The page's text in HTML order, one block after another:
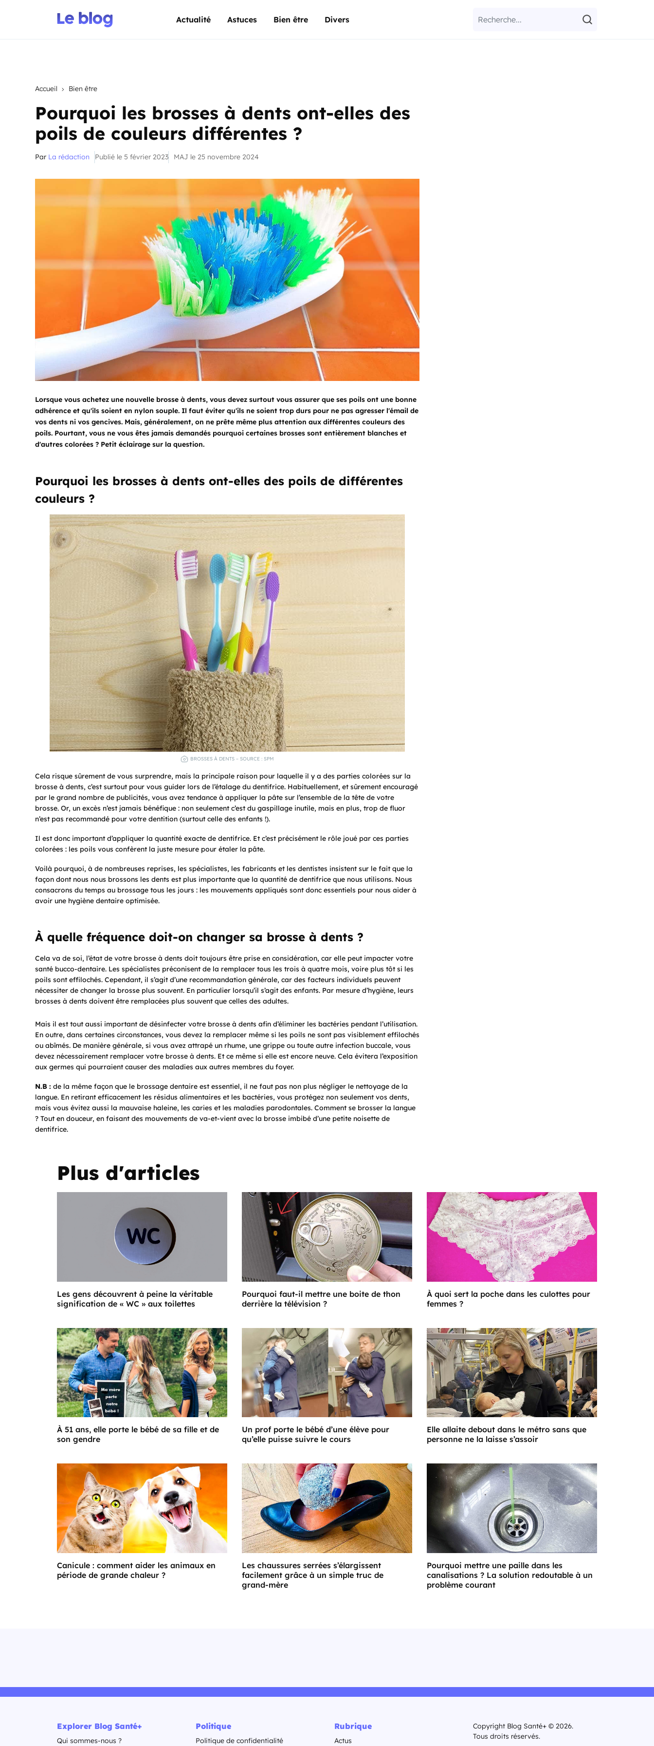
Actualité Astuces Bien être Divers
Accueil Bien être
Pourquoi les brosses à dents ont-elles des
poils de couleurs différentes ?
Par La rédaction Publié le 5 février 2023 MAJ le 25 novembre 2024
Lorsque vous achetez une nouvelle brosse à dents, vous devez surtout vous assurer que ses poils ont une bonne
adhérence et qu'ils soient en nylon souple. Il faut éviter qu'ils ne soient trop durs pour ne pas agresser l'émail de
vos dents ni vos gencives. Mais, généralement, on ne prête même plus attention aux différentes couleurs des
poils. Pourtant, vous ne vous êtes jamais demandés pourquoi certaines brosses sont entièrement blanches et
d'autres colorées ? Petit éclairage sur la question.
Pourquoi les brosses à dents ont-elles des poils de différentes
couleurs ?
BROSSES À DENTS – SOURCE : SPM
Cela risque sûrement de vous surprendre, mais la principale raison pour laquelle il y a des parties colorées sur la
brosse à dents, c’est surtout pour vous guider lors de l’étalage du dentifrice. Habituellement, et sûrement encouragé
par le grand nombre de publicités, vous avez tendance à appliquer la pâte sur l’ensemble de la tête de votre
brosse. Or, un excès n’est jamais bénéfique : non seulement c’est du gaspillage inutile, mais en plus, trop de fluor
n’est pas recommandé pour votre dentition (surtout celle des enfants !).
Il est donc important d’appliquer la quantité exacte de dentifrice. Et c’est précisément le rôle joué par ces parties
colorées : les poils vous confèrent la juste mesure pour étaler la pâte.
Voilà pourquoi, à de nombreuses reprises, les spécialistes, les fabricants et les dentistes insistent sur le fait que la
façon dont nous nous brossons les dents est plus importante que la quantité de dentifrice que nous utilisons. Nous
consacrons du temps au brossage tous les jours : les mouvements appliqués sont donc essentiels pour nous aider à
avoir une hygiène dentaire optimisée.
À quelle fréquence doit-on changer sa brosse à dents ?
Cela va de soi, l’état de votre brosse à dents doit toujours être prise en considération, car elle peut impacter votre
santé bucco-dentaire. Les spécialistes préconisent de la remplacer tous les trois à quatre mois, voire plus tôt si les
poils sont effilochés. Cependant, il s’agit d’une recommandation générale, car des facteurs individuels peuvent
nécessiter de changer la brosse plus souvent. En particulier lorsqu’il s’agit des enfants. Par mesure d’hygiène, leurs
brosses à dents doivent être remplacées plus souvent que celles des adultes.
Mais il est tout aussi important de désinfecter votre brosse à dents afin d’éliminer les bactéries pendant l’utilisation.
En outre, dans certaines circonstances, vous devez la remplacer même si les poils ne sont pas visiblement effilochés
ou abîmés. De manière générale, si vous avez attrapé un rhume, une grippe ou toute autre infection buccale, vous
devez nécessairement remplacer votre brosse à dents. Et ce même si elle est encore neuve. Cela évitera l’exposition
aux germes qui pourraient causer des maladies aux autres membres du foyer.
N.B : de la même façon que le brossage dentaire est essentiel, il ne faut pas non plus négliger le nettoyage de la
langue. En retirant efficacement les résidus alimentaires et les bactéries, vous protégez non seulement vos dents,
mais vous évitez aussi la mauvaise haleine, les caries et les maladies parodontales. Comment se brosser la langue
? Tout en douceur, en faisant des mouvements de va-et-vient avec la brosse imbibé d’une petite noisette de
dentifrice.
Plus d'articles
Les gens découvrent à peine la véritable
signification de « WC » aux toilettes
Pourquoi faut-il mettre une boite de thon
derrière la télévision ?
À quoi sert la poche dans les culottes pour
femmes ?
À 51 ans, elle porte le bébé de sa fille et de
son gendre
Un prof porte le bébé d’une élève pour
qu’elle puisse suivre le cours
Elle allaite debout dans le métro sans que
personne ne la laisse s’assoir
Canicule : comment aider les animaux en
période de grande chaleur ?
Les chaussures serrées s’élargissent
facilement grâce à un simple truc de
grand-mère
Pourquoi mettre une paille dans les
canalisations ? La solution redoutable à un
problème courant
Explorer Blog Santé+
Qui sommes-nous ?
Politique
Politique de confidentialité
Rubrique
Actus
Copyright Blog Santé+ © 2026.
Tous droits réservés.